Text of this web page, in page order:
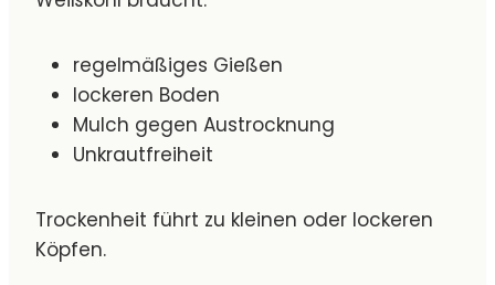
regelmäßiges Gießen
lockeren Boden
Mulch gegen Austrocknung
Unkrautfreiheit
Trockenheit führt zu kleinen oder lockeren
Köpfen.